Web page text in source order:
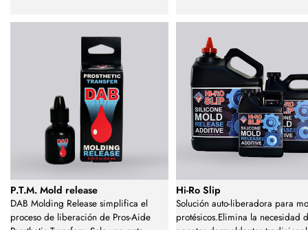
P.T.M. Mold release
DAB Molding Release simplifica el
proceso de liberación de Pros-Aide
Hi-Ro Slip
Solución auto-liberadora para
protésicos.Elimina la necesidad